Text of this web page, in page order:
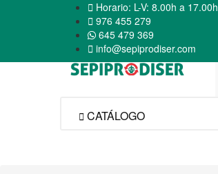
 Horario: L-V: 8.00h a 17.00h
 976 455 279
645 479 369
 info@sepiprodiser.com
 CATÁLOGO